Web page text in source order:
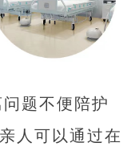
题不便陪护
人可以通过在